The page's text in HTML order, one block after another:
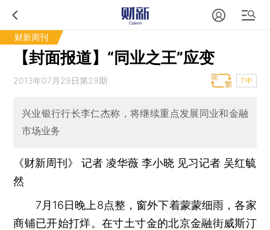
财新周刊
【封面报道】“同业之王”应变
2013年07月29日第29期 T中
兴业银行行长李仁杰称，将继续重点发展同业和金融
市场业务
《财新周刊》 记者凌华薇 李小晓 见习记者 吴红毓
然
7月16日晚上8点整，窗外下着蒙蒙细雨，各家
商铺已开始打烊。在寸土寸金的北京金融街威斯汀